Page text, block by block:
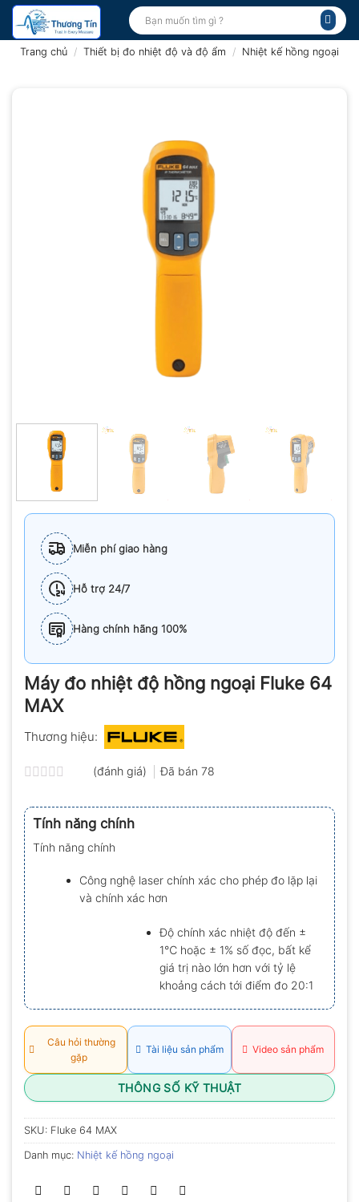
Bỏ
qua
Tìm
kiếm:
Trang chủ / Thiết bị đo nhiệt độ và độ ẩm / Nhiệt kế hồng ngoại
Miễn phí giao hàng
Hỗ trợ 24/7
Hàng chính hãng 100%
Máy đo nhiệt độ hồng ngoại Fluke 64
MAX
Thương hiệu:
xếp
hạng
0.0
5
sao
(đánh giá) Đã bán 78
Tính năng chính
Tính năng chính
Công nghệ laser chính xác cho phép đo lặp lại
và chính xác hơn
Độ chính xác nhiệt độ đến ±
1℃ hoặc ± 1% số đọc, bất kể
giá trị nào lớn hơn với tỷ lệ
khoảng cách tới điểm đo 20:1
Câu hỏi thường
gặp
Tài liệu sản phẩm Video sản phẩm
THÔNG SỐ KỸ THUẬT
SKU: Fluke 64 MAX
Danh mục: Nhiệt kế hồng ngoại